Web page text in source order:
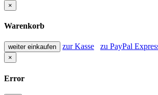
×
Warenkorb
weiter einkaufen zur Kasse zu PayPal
×
Error